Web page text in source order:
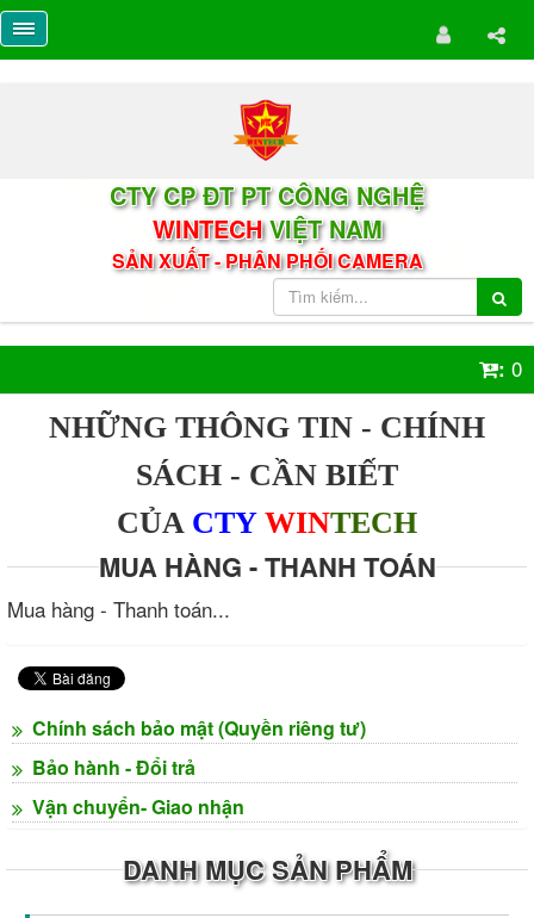
CTY CP ĐT PT CÔNG NGHỆ
WINTECHVIỆT NAM
SẢN XUẤT - PHÂN PHỐI CAMERA
: 0
NHỮNG THÔNG TIN - CHÍNH
SÁCH - CẦN BIẾT
CỦA CTY WINTECH
MUA HÀNG - THANH TOÁN
Mua hàng - Thanh toán...
Chính sách bảo mật (Quyền riêng tư)
Bảo hành - Đổi trả
Vận chuyển- Giao nhận
DANH MỤC SẢN PHẨM